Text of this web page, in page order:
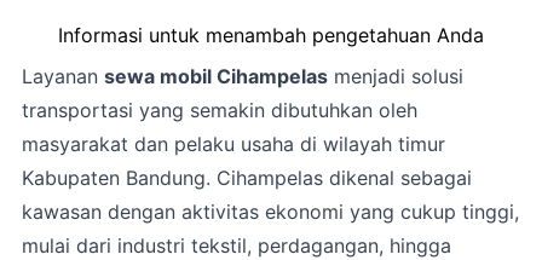
Informasi untuk menambah pengetahuan Anda
Layanan sewa mobil Cihampelas menjadi solusi
transportasi yang semakin dibutuhkan oleh
masyarakat dan pelaku usaha di wilayah timur
Kabupaten Bandung. Cihampelas dikenal sebagai
kawasan dengan aktivitas ekonomi yang cukup tinggi,
mulai dari industri tekstil, perdagangan, hingga